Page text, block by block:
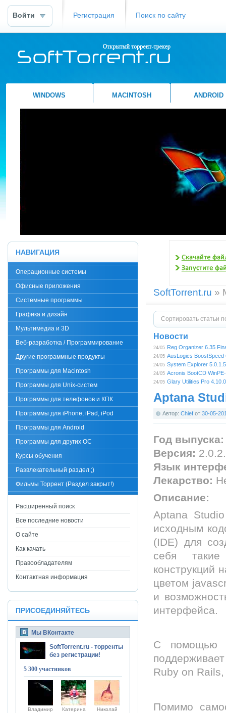
Войти Регистрация Поиск по сайту
WINDOWS MACINTOSH ANDROID
SoftTorrent.ru »
Сортировать статьи
Новости
24/05 Reg Organizer 6.35
24/05 AusLogics
24/05 System Explorer
24/05 Acronis BootCD
24/05 Glary Utilities Pro
Aptana
Автор: Chief от 30-05-
Год выпуска:
Версия: 2.0.2.
Язык
Лекарство:
Описание:
Aptana
исходным
(IDE) для
себя
конструкций
цветом
и
интерфейса.
С помощью
Ruby on
Помимо
НАВИГАЦИЯ
Операционные системы
Офисные приложения
Системные программы
Графика и дизайн
Мультимедиа и 3D
Веб-разработка / Программирование
Другие программные продукты
Программы для Macintosh
Программы для Unix-систем
Программы для телефонов и КПК
Программы для iPhone, iPad, iPod
Программы для Android
Программы для других ОС
Курсы обучения
Развлекательный раздел ;)
Фильмы Торрент (Раздел закрыт!)
Расширенный поиск
Все последние новости
О сайте
Как качать
Правообладателям
Контактная информация
ПРИСОЕДИНЯЙТЕСЬ
Мы ВКонтакте
SoftTorrent.ru - торренты
без регистрации!
5 300 участников
Владимир Катерина Николай